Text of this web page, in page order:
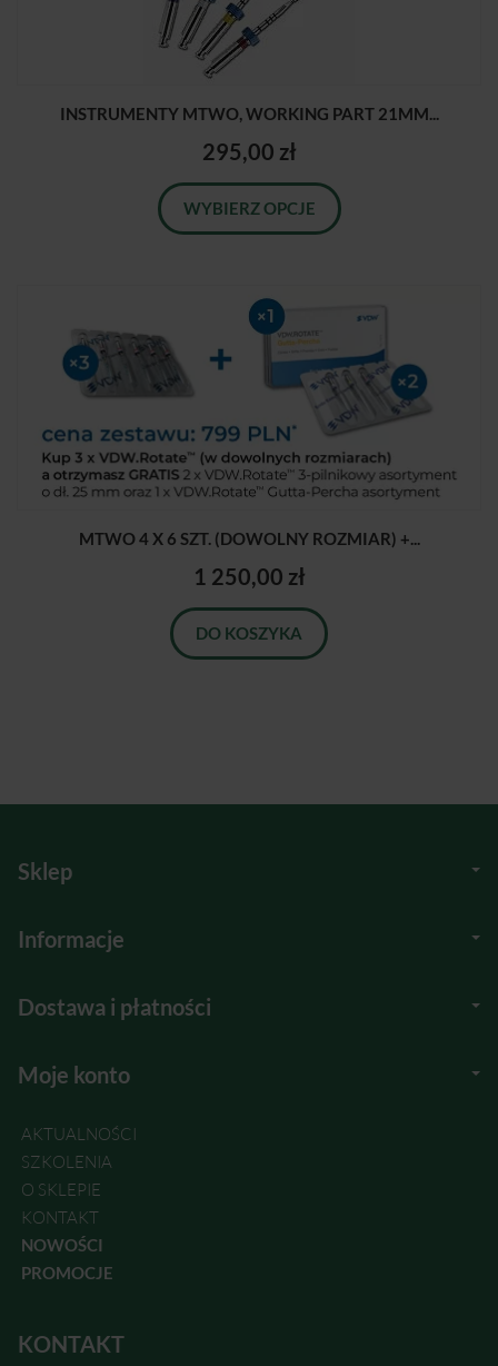
INSTRUMENTY MTWO, WORKING PART 21MM...
295,00 zł
WYBIERZ OPCJE
MTWO 4 X 6 SZT. (DOWOLNY ROZMIAR) +...
1 250,00 zł
DO KOSZYKA
Sklep
Informacje
Dostawa i płatności
Moje konto
AKTUALNOŚCI
SZKOLENIA
O SKLEPIE
KONTAKT
NOWOŚCI
PROMOCJE
KONTAKT